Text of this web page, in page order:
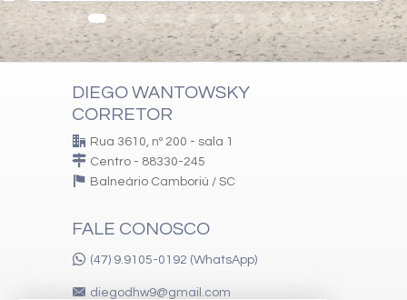
DIEGO WANTOWSKY
CORRETOR
Rua 3610, nº 200 - sala 1
Centro - 88330-245
Balneário Camboriú / SC
FALE CONOSCO
(47) 9.9105-0192 (WhatsApp)
diegodhw9@gmail.com